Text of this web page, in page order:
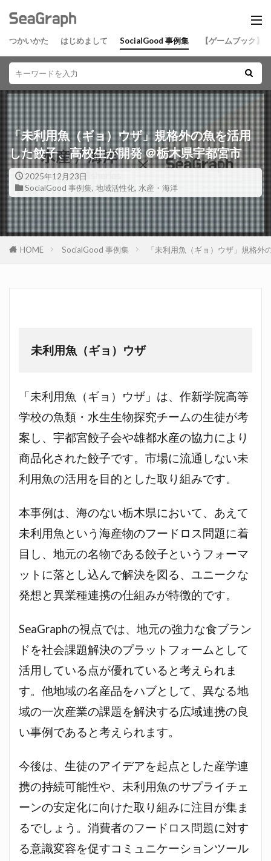
つかいかた はじめまして SocialGood 事例集 【ゲームブック】
「未利用魚（ギョ）ウザ」規格外の魚を活用
した餃子、高校生が開発 ＠栃木県宇都宮市
2025年12月23日
SocialGood 事例集, 地域活性化, 水産・海洋
HOME SocialGood 事例集 「未利用魚（ギョ）ウザ」規格
未利用魚（ギョ）ウザ
「未利用魚（ギョ）ウザ」は、作新学院高等
学校の魚類・水生生物探究チームの生徒が考
案し、宇都宮餃子会や雄都水産の協力により
商品化された餃子です。市場に流通しない未
利用魚の活用を目的とした取り組みです。
本事例は、海のない栃木県において、あえて
未利用魚という海産物のフードロス問題に着
目し、地元の名物である餃子というフォーマ
ットに落とし込んで解決を図る、ユニークな
発想と異業種連携の仕組みが特徴的です。
SeaGraphの視点では、地元の強力な食ブラン
ドを社会課題解決のプラットフォームとして
活用している点が優れていると考えられま
す。他地域の名産品をハブとして、異なる地
域の一次産業の課題を解決する広域連携の良
い事例であると考えられます。
今後は、生徒のアイデアを起点とした産学連
携の持続可能性や、未利用魚のサプライチェ
ーンの安定化に向けた取り組みに注目が集ま
るでしょう。消費者のフードロス問題に対す
る意識変容を促すコミュニケーションツール